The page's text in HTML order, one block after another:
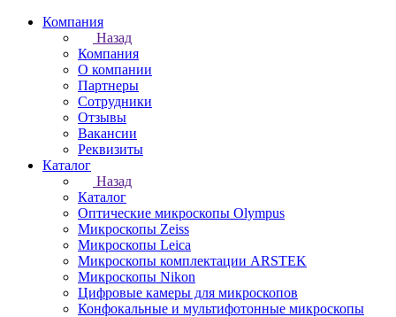
Компания
Назад
Компания
О компании
Партнеры
Сотрудники
Отзывы
Вакансии
Реквизиты
Каталог
Назад
Каталог
Оптические микроскопы Olympus
Микроскопы Zeiss
Микроскопы Leica
Микроскопы комплектации ARSTEK
Микроскопы Nikon
Цифровые камеры для микроскопов
Конфокальные и мультифотонные микроскопы